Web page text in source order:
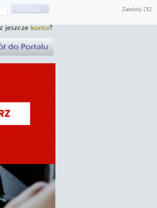
Zamknij [X]